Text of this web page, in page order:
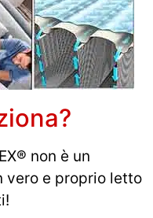
non è un
vero e proprio letto